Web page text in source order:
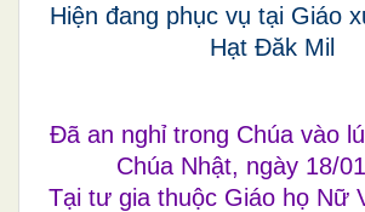
Hiện đang phục vụ tại Giáo
Hạt Đăk Mil
Đã an nghỉ trong Chúa vào
Chúa Nhật, ngày 18/
Tại tư gia thuộc Giáo họ Nữ